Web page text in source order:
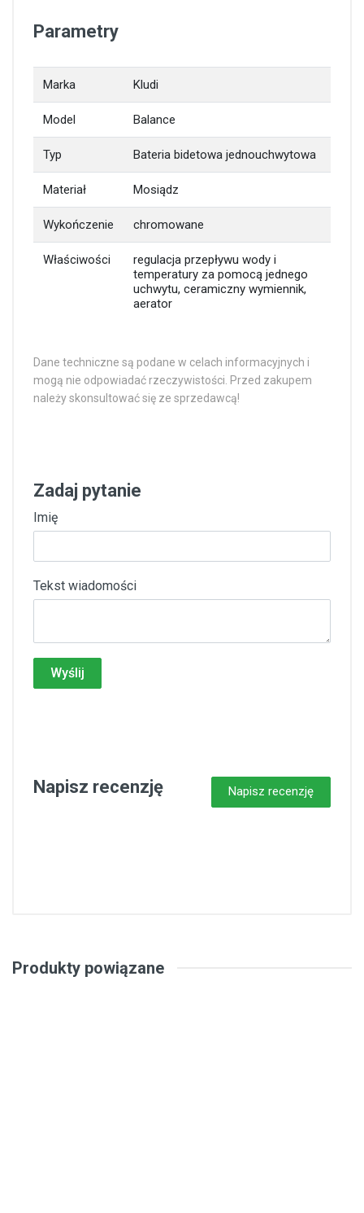
Parametry
Marka Kludi
Model Balance
Typ Bateria bidetowa jednouchwytowa
Materiał Mosiądz
Wykończenie chromowane
Właściwości
regulacja przepływu wody i
temperatury za pomocą jednego
uchwytu, ceramiczny wymiennik,
aerator
Dane techniczne są podane w celach informacyjnych i
mogą nie odpowiadać rzeczywistości. Przed zakupem
należy skonsultować się ze sprzedawcą!
Zadaj pytanie
Imię
Tekst wiadomości
Wyślij
Napisz recenzję Napisz recenzję
Produkty powiązane